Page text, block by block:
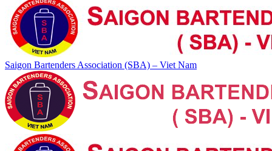
Saigon Bartenders Association (SBA) – Viet Nam